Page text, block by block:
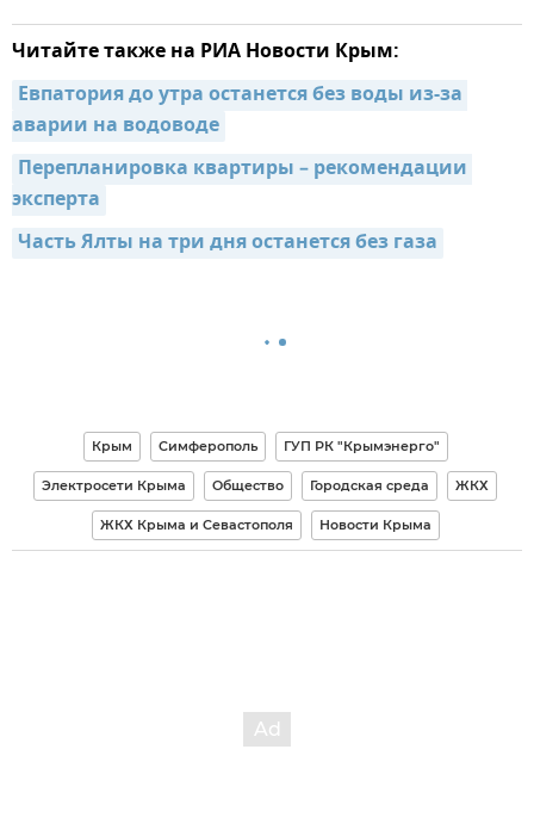
Читайте также на РИА Новости Крым:
Евпатория до утра останется без воды из-за
аварии на водоводе
Перепланировка квартиры – рекомендации
эксперта
Часть Ялты на три дня останется без газа
Крым Симферополь ГУП РК "Крымэнерго"
Электросети Крыма Общество Городская среда ЖКХ
ЖКХ Крыма и Севастополя Новости Крыма